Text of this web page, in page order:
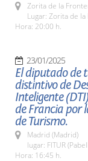
Zorita de la
Lugar: Zorita de
Hora: 20:00 h.
23/01/2025
El diputado de
distintivo de
Inteligente
de Francia por
de Turismo.
Madrid (Madrid)
lugar: FITUR
Hora: 16:45 h.